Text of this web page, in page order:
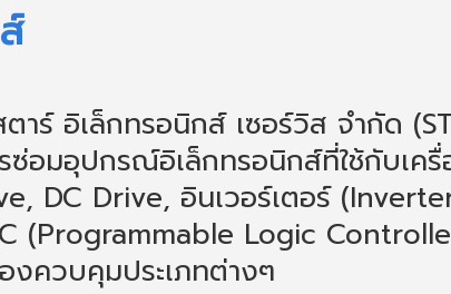
ร์ อิเล็กทรอนิกส์ เซอร์วิส จำกัด
ซ่อมอุปกรณ์อิเล็กทรอนิกส์ที่ใช้กับเค
DC Drive, อินเวอร์เตอร์
(Programmable Logic
งควบคุมประเภทต่างๆ